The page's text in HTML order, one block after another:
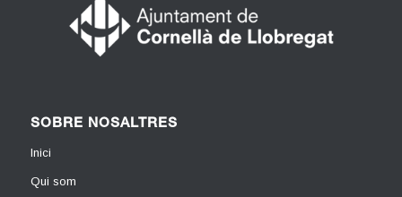
SOBRE NOSALTRES
Inici
Qui som